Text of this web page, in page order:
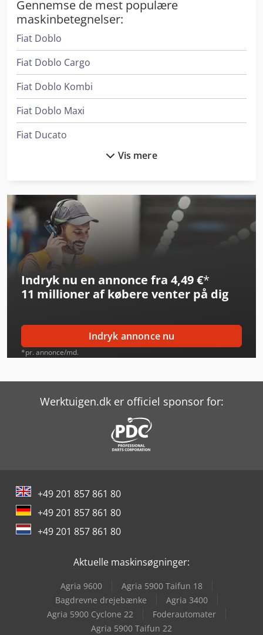
Malpensa og togstationer til fremvisning og prøvekørsel af
køretøjet. 3516190575 (også WhatsApp)
Gennemse de mest populære
maskinbetegnelser:
Fiat Doblo
Fiat Doblo Cargo
Fiat Doblo Kombi
Fiat Doblo Maxi
Fiat Ducato
Fiat Fiorino
Fiat Scudo
Ford Cargo
Ford Tourneo
Ford Tourneo Connect
Ford Tourneo Custom
Ford Transit Cassone
Ford Transit Kombi
Renault T
Vw Caddy Maxi
Vis mere
Indryk nu en annonce fra 4,49 €*
11 millioner af købere venter på dig
Indryk annonce nu
*pr. annonce/md.
Werktuigen.dk er officiel sponsor for:
+49 201 857 861 80
+49 201 857 861 80
+49 201 857 861 80
Aktuelle maskinsøgninger:
Agria 9600
Agria 5900 Taifun 18
Bagdrevne drejebænke
Agria 3400
Agria 5900 Cyclone 22
Foderautomater
Agria 5900 Taifun 22